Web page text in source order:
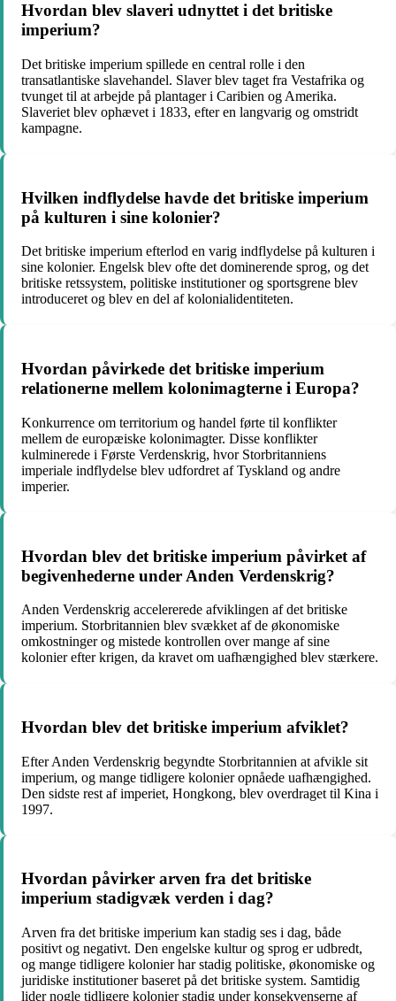
Hvordan blev slaveri udnyttet i det britiske
imperium?
Det britiske imperium spillede en central rolle i den
transatlantiske slavehandel. Slaver blev taget fra Vestafrika og
tvunget til at arbejde på plantager i Caribien og Amerika.
Slaveriet blev ophævet i 1833, efter en langvarig og omstridt
kampagne.
Hvilken indflydelse havde det britiske imperium
på kulturen i sine kolonier?
Det britiske imperium efterlod en varig indflydelse på kulturen i
sine kolonier. Engelsk blev ofte det dominerende sprog, og det
britiske retssystem, politiske institutioner og sportsgrene blev
introduceret og blev en del af kolonialidentiteten.
Hvordan påvirkede det britiske imperium
relationerne mellem kolonimagterne i Europa?
Konkurrence om territorium og handel førte til konflikter
mellem de europæiske kolonimagter. Disse konflikter
kulminerede i Første Verdenskrig, hvor Storbritanniens
imperiale indflydelse blev udfordret af Tyskland og andre
imperier.
Hvordan blev det britiske imperium påvirket af
begivenhederne under Anden Verdenskrig?
Anden Verdenskrig accelererede afviklingen af det britiske
imperium. Storbritannien blev svækket af de økonomiske
omkostninger og mistede kontrollen over mange af sine
kolonier efter krigen, da kravet om uafhængighed blev stærkere.
Hvordan blev det britiske imperium afviklet?
Efter Anden Verdenskrig begyndte Storbritannien at afvikle sit
imperium, og mange tidligere kolonier opnåede uafhængighed.
Den sidste rest af imperiet, Hongkong, blev overdraget til Kina i
1997.
Hvordan påvirker arven fra det britiske
imperium stadigvæk verden i dag?
Arven fra det britiske imperium kan stadig ses i dag, både
positivt og negativt. Den engelske kultur og sprog er udbredt,
og mange tidligere kolonier har stadig politiske, økonomiske og
juridiske institutioner baseret på det britiske system. Samtidig
lider nogle tidligere kolonier stadig under konsekvenserne af